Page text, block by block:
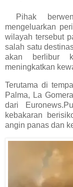
Pihak
mengeluarkan
wilayah tersebut
salah satu
akan berlibur
meningkatkan
Terutama di
Palma, La
dari
kebakaran
angin panas dan